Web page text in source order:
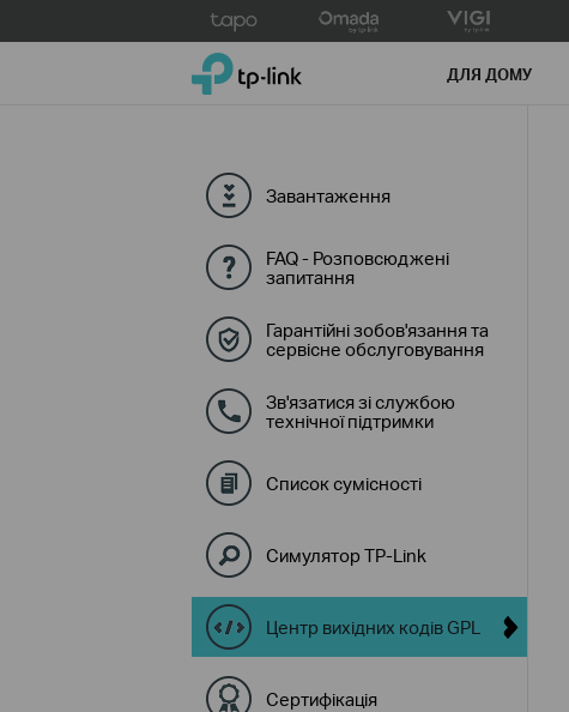
to
TP-Link, Reliably Smart ДЛЯ ДОМУ
Завантаження
FAQ - Розповсюджені
запитання
Гарантійні зобов'язання та
сервісне обслуговування
Зв'язатися зі службою
технічної підтримки
Список сумісності
Симулятор TP-Link
Центр вихідних кодів GPL
Сертифікація